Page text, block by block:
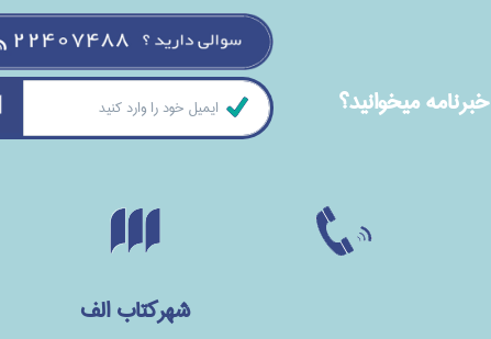
خبرنامه ميخوانيد؟
شهرکتاب الف